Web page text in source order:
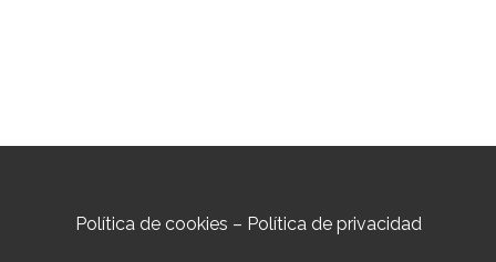
Política de cookies – Política de privacidad